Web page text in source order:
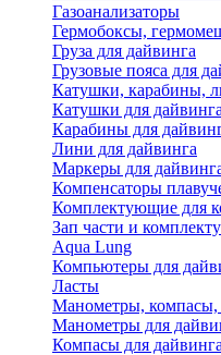
Газоанализаторы
Гермобоксы,
Груза для дайвинга
Грузовые пояса для
Катушки, карабины,
Катушки для дайвинга
Карабины для
Лини для дайвинга
Маркеры для
Компенсаторы
Комплектующие для
Зап части и
Aqua Lung
Компьютеры для
Ласты
Манометры, компасы,
Манометры для
Компасы для дайвинга